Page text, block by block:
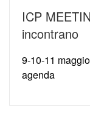
ICP
incontrano
9-10-11
agenda